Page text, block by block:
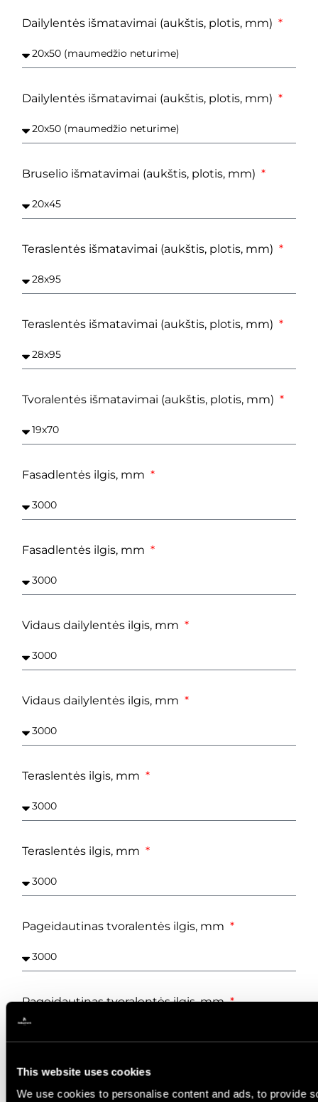
This website uses cookies
We use cookies to personalise content and ads, to provide
Dailylentės išmatavimai (aukštis, plotis, mm)
Dailylentės išmatavimai (aukštis, plotis, mm)
Bruselio išmatavimai (aukštis, plotis, mm)
Teraslentės išmatavimai (aukštis, plotis, mm)
Teraslentės išmatavimai (aukštis, plotis, mm)
Tvoralentės išmatavimai (aukštis, plotis, mm)
Fasadlentės ilgis, mm
Fasadlentės ilgis, mm
Vidaus dailylentės ilgis, mm
Vidaus dailylentės ilgis, mm
Teraslentės ilgis, mm
Teraslentės ilgis, mm
Pageidautinas tvoralentės ilgis, mm
Pageidautinas tvoralentės ilgis, mm
Kiekis, m²